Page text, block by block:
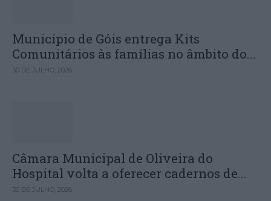
Município de Góis entrega Kits
Comunitários às famílias no âmbito do...
30 DE JULHO, 2026
Câmara Municipal de Oliveira do
Hospital volta a oferecer cadernos de...
30 DE JULHO, 2026